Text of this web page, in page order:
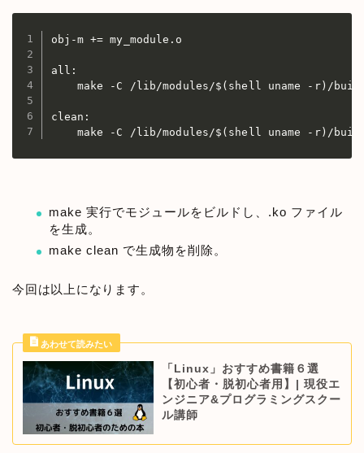
obj-m += my_module.o
all:
make -C /lib/modules/$(shell uname -r)/
clean:
make -C /lib/modules/$(shell uname -r)/
make 実行でモジュールをビルドし、.ko ファイル
を生成。
make clean で生成物を削除。
今回は以上になります。
「Linux」おすすめ書籍６選
【初心者・脱初心者用】| 現役エ
ンジニア&プログラミングスクー
ル講師